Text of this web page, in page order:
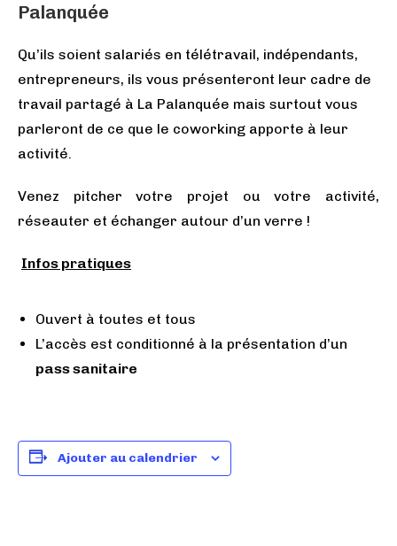
Palanquée
Qu’ils soient salariés en télétravail, indépendants,
entrepreneurs, ils vous présenteront leur cadre de
travail partagé à La Palanquée mais surtout vous
parleront de ce que le coworking apporte à leur
activité.
Venez pitcher votre projet ou votre activité,
réseauter et échanger autour d’un verre !
Infos pratiques
Ouvert à toutes et tous
L’accès est conditionné à la présentation d’un
pass sanitaire
Ajouter au calendrier